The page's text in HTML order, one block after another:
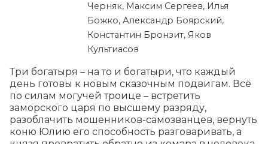
Черняк, Максим Сергеев, Илья
Божко, Александр Боярский,
Константин Бронзит, Яков
Культиасов
Три богатыря – на то и богатыри, что каждый
день готовы к новым сказочным подвигам. Всё
по силам могучей троице – встретить
заморского царя по высшему разряду,
разоблачить мошенников-самозванцев, вернуть
коню Юлию его способность разговаривать, а